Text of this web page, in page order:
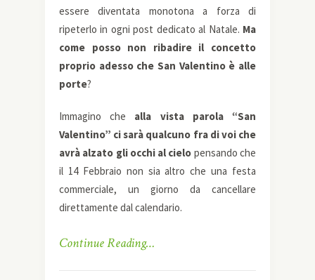
essere diventata monotona a forza di
ripeterlo in ogni post dedicato al Natale. Ma
come posso non ribadire il concetto
proprio adesso che San Valentino è alle
porte?
Immagino che alla vista parola “San
Valentino” ci sarà qualcuno fra di voi che
avrà alzato gli occhi al cielo pensando che
il 14 Febbraio non sia altro che una festa
commerciale, un giorno da cancellare
direttamente dal calendario.
Continue Reading…